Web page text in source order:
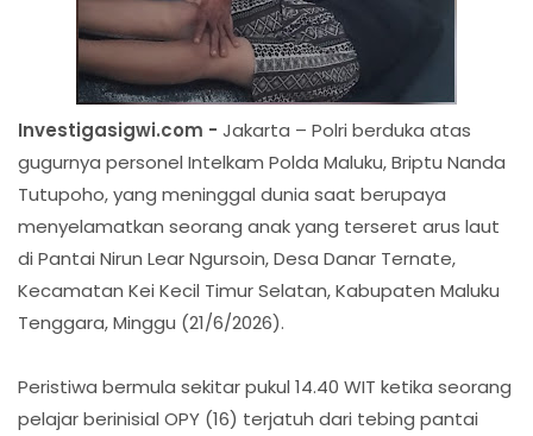
Investigasigwi.com - Jakarta – Polri berduka atas
gugurnya personel Intelkam Polda Maluku, Briptu Nanda
Tutupoho, yang meninggal dunia saat berupaya
menyelamatkan seorang anak yang terseret arus laut
di Pantai Nirun Lear Ngursoin, Desa Danar Ternate,
Kecamatan Kei Kecil Timur Selatan, Kabupaten Maluku
Tenggara, Minggu (21/6/2026).
Peristiwa bermula sekitar pukul 14.40 WIT ketika seorang
pelajar berinisial OPY (16) terjatuh dari tebing pantai